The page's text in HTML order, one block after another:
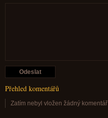
Přehled komentářů
Zatím nebyl vložen žádný komentář